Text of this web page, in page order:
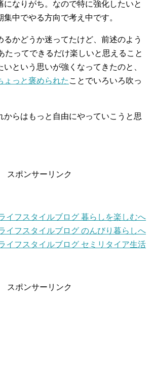
になりがち。なので特に強化したいと
中でやる方向で考え中です。
るかどうか迷ってたけど、前述のよう
たってできるだけ楽しいと思えること
という思いが強くなってきたのと、
ょっと褒められた ことでいろいろ吹っ
からはもっと自由にやっていこうと思
スポンサーリンク
スポンサーリンク